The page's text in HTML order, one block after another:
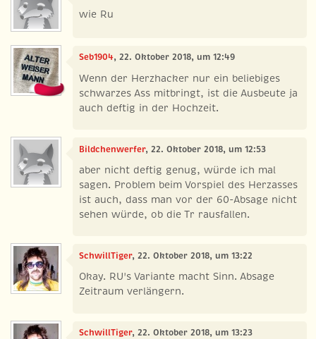
wie Ru
Seb1904, 22. Oktober 2018, um 12:49
Wenn der Herzhacker nur ein beliebiges
schwarzes Ass mitbringt, ist die Ausbeute ja
auch deftig in der Hochzeit.
Bildchenwerfer, 22. Oktober 2018, um 12:53
aber nicht deftig genug, würde ich mal
sagen. Problem beim Vorspiel des Herzasses
ist auch, dass man vor der 60-Absage nicht
sehen würde, ob die Tr rausfallen.
SchwillTiger, 22. Oktober 2018, um 13:22
Okay. RU's Variante macht Sinn. Absage
Zeitraum verlängern.
SchwillTiger, 22. Oktober 2018, um 13:23